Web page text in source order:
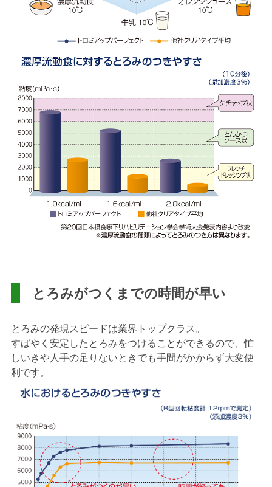
とろみがつくまでの時間が早い
とろみの発現スピードは業界トップクラス。
すばやく安定したとろみをつけることができるので、忙
しいきや人手の足りないときでも手間がかからず大変便
利です。